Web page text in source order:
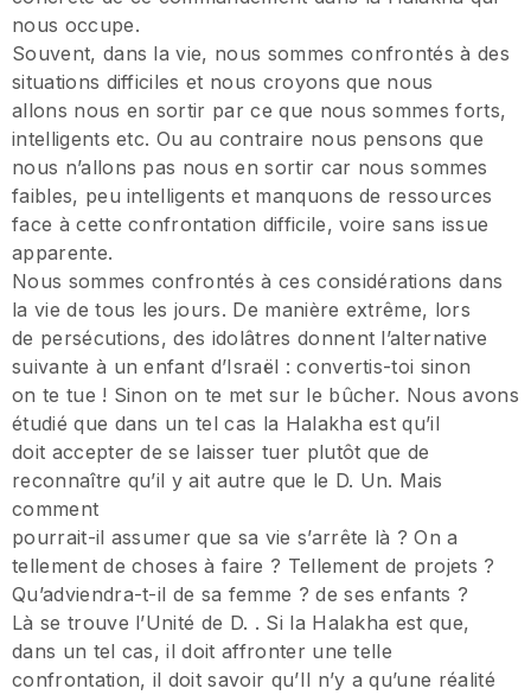
nous occupe.
Souvent, dans la vie, nous sommes confrontés à des
situations difficiles et nous croyons que nous
allons nous en sortir par ce que nous sommes forts,
intelligents etc. Ou au contraire nous pensons que
nous n’allons pas nous en sortir car nous sommes
faibles, peu intelligents et manquons de ressources
face à cette confrontation difficile, voire sans issue
apparente.
Nous sommes confrontés à ces considérations dans
la vie de tous les jours. De manière extrême, lors
de persécutions, des idolâtres donnent l’alternative
suivante à un enfant d’Israël : convertis-toi sinon
on te tue ! Sinon on te met sur le bûcher. Nous avons
étudié que dans un tel cas la Halakha est qu’il
doit accepter de se laisser tuer plutôt que de
reconnaître qu’il y ait autre que le D. Un. Mais
comment
pourrait-il assumer que sa vie s’arrête là ? On a
tellement de choses à faire ? Tellement de projets ?
Qu’adviendra-t-il de sa femme ? de ses enfants ?
Là se trouve l’Unité de D. . Si la Halakha est que,
dans un tel cas, il doit affronter une telle
confrontation, il doit savoir qu’Il n’y a qu’une réalité